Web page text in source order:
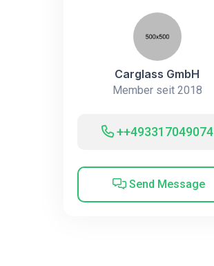
Carglass GmbH
Member seit 2018
++493317049074
Send Message